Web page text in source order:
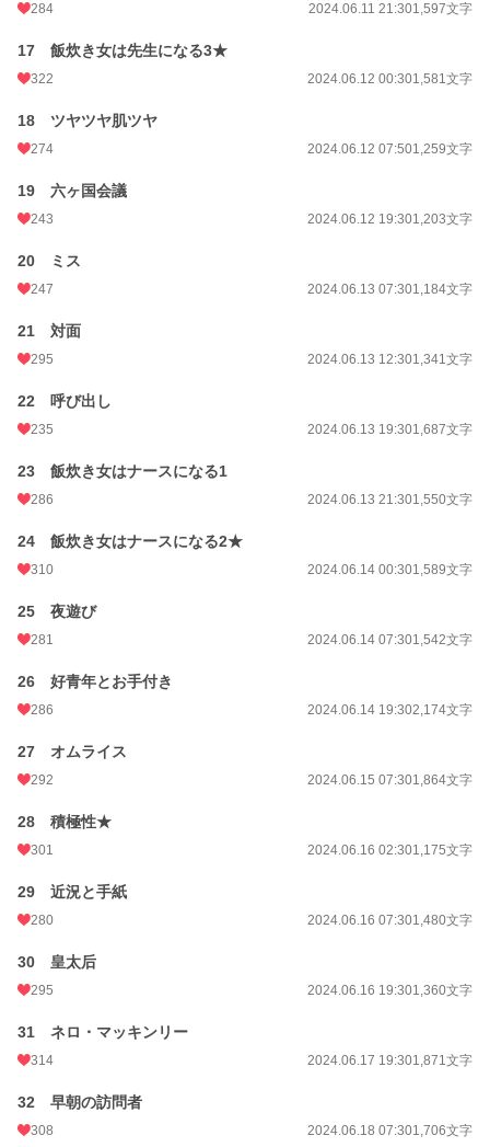
284 2024.06.11 21:301,597文字
17 飯炊き女は先生になる3★
322 2024.06.12 00:301,581文字
18 ツヤツヤ肌ツヤ
274 2024.06.12 07:501,259文字
19 六ヶ国会議
243 2024.06.12 19:301,203文字
20 ミス
247 2024.06.13 07:301,184文字
21 対面
295 2024.06.13 12:301,341文字
22 呼び出し
235 2024.06.13 19:301,687文字
23 飯炊き女はナースになる1
286 2024.06.13 21:301,550文字
24 飯炊き女はナースになる2★
310 2024.06.14 00:301,589文字
25 夜遊び
281 2024.06.14 07:301,542文字
26 好青年とお手付き
286 2024.06.14 19:302,174文字
27 オムライス
292 2024.06.15 07:301,864文字
28 積極性★
301 2024.06.16 02:301,175文字
29 近況と手紙
280 2024.06.16 07:301,480文字
30 皇太后
295 2024.06.16 19:301,360文字
31 ネロ・マッキンリー
314 2024.06.17 19:301,871文字
32 早朝の訪問者
308 2024.06.18 07:301,706文字